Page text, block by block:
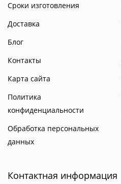
Сроки изготовления
Доставка
Блог
Контакты
Карта сайта
Политика
конфиденциальности
Обработка персональных
данных
Контактная информация